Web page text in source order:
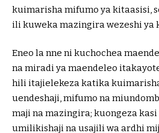
kuimarisha mifumo ya kitaasisi,
ili kuweka mazingira wezeshi ya
Eneo la nne ni kuchochea
na miradi ya maendeleo
hili itajielekeza katika
uendeshaji, mifumo na
maji na mazingira; kuongeza
umilikishaji na usajili wa ardhi